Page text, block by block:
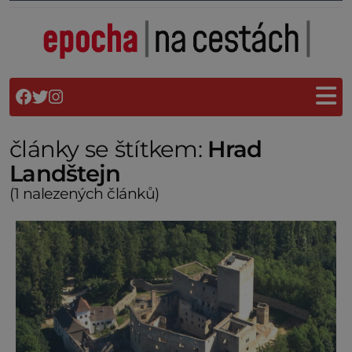
články se štítkem: Hrad
Landštejn
(1 nalezených článků)